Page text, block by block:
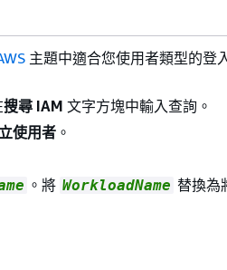
主題中適合您使用者類型的登
搜尋 IAM 文字方塊中輸入查詢。
使用者 。
。將 WorkloadName 替換為